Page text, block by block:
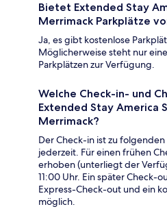
Bietet Extended Stay
Merrimack Parkplätze
Ja, es gibt kostenlose
Möglicherweise steht nur
Parkplätzen zur Verfügung.
Welche Check-in- und
Extended Stay America
Merrimack?
Der Check-in ist zu
jederzeit. Für einen frühen
erhoben (unterliegt der
11:00 Uhr. Ein später Check-
Express-Check-out und ein
möglich.